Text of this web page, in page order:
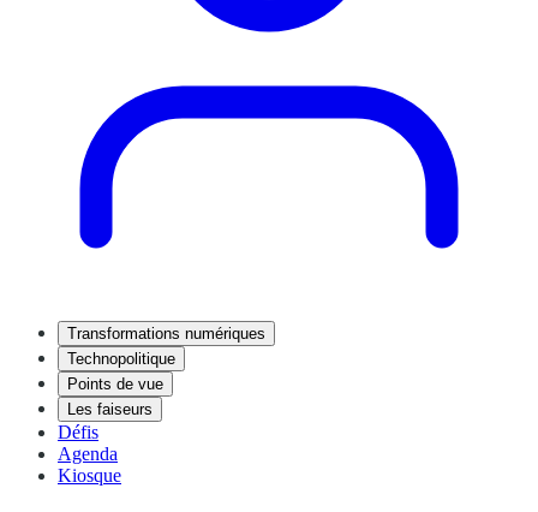
Transformations numériques
Technopolitique
Points de vue
Les faiseurs
Défis
Agenda
Kiosque